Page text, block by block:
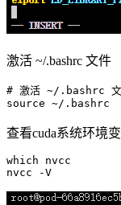
激活 ~/.bashrc 文件
# 激活 ~/.bashrc
source
查看cuda系统环境
which nvcc